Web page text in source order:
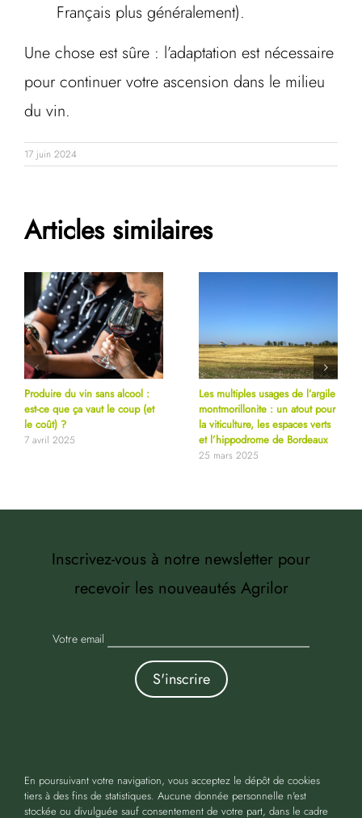
Français plus généralement).
Une chose est sûre : l’adaptation est nécessaire
pour continuer votre ascension dans le milieu
du vin.
17 juin 2024
Articles similaires
Produire du vin sans alcool :
est-ce que ça vaut le coup (et
le coût) ?
7 avril 2025
Les multiples usages de l’argile
montmorillonite : un atout pour
la viticulture, les espaces verts
et l’hippodrome de Bordeaux
25 mars 2025
Inscrivez-vous à notre newsletter pour
recevoir les nouveautés Agrilor
Votre email
Copyright 2016-2024 Agrilor | Tous droits réservés |
En poursuivant votre navigation, vous acceptez le dépôt de cookies
tiers à des fins de statistiques. Aucune donnée personnelle n'est
stockée ou divulguée sauf consentement de votre part, dans le cadre